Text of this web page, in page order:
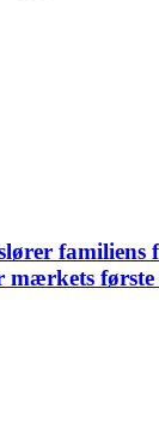
familiens
mærkets første